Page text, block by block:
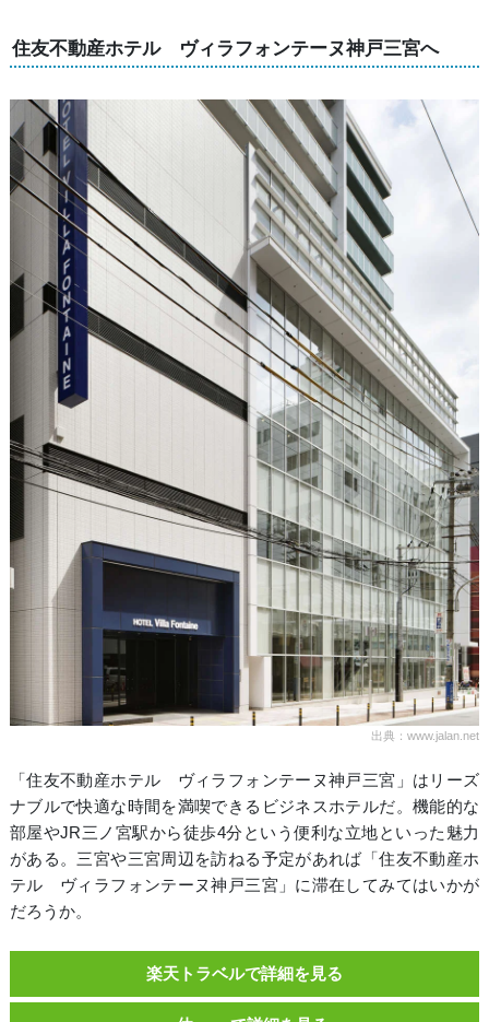
住友不動産ホテル ヴィラフォンテーヌ神戸三宮へ
出典：www.jalan.net
「住友不動産ホテル ヴィラフォンテーヌ神戸三宮」はリーズ
ナブルで快適な時間を満喫できるビジネスホテルだ。機能的な
部屋やJR三ノ宮駅から徒歩4分という便利な立地といった魅力
がある。三宮や三宮周辺を訪ねる予定があれば「住友不動産ホ
テル ヴィラフォンテーヌ神戸三宮」に滞在してみてはいかが
だろうか。
楽天トラベルで詳細を見る